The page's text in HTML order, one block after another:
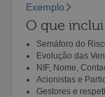
Exemplo
O que
Semáforo do
Evolução das
NIF, Nome,
Acionistas e
Gestores e